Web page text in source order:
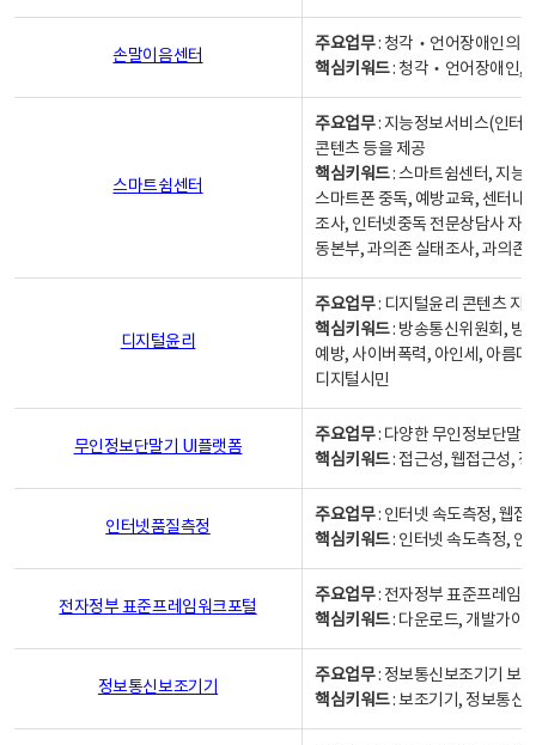
손말이음센터
주요업무: 청각‧언어장애인의
핵심키워드: 청각‧언어장애인,
스마트쉼센터
주요업무: 지능정보서비스(인터
콘텐츠 등을 제공
핵심키워드: 스마트쉼센터, 지능
스마트폰 중독, 예방교육, 센터내
조사, 인터넷중독 전문상담사 자
동본부, 과의존 실태조사, 과의존
디지털윤리
주요업무: 디지털윤리 콘텐츠 지
핵심키워드: 방송통신위원회, 방
예방, 사이버폭력, 아인세, 아름
디지털시민
무인정보단말기 UI플랫폼
주요업무: 다양한 무인정보단말
핵심키워드: 접근성, 웹접근성,
인터넷품질측정
주요업무: 인터넷 속도측정, 웹접
핵심키워드: 인터넷 속도측정, 인
전자정부 표준프레임워크포털
주요업무: 전자정부 표준프레임
핵심키워드: 다운로드, 개발가이
정보통신보조기기
주요업무: 정보통신보조기기 보
핵심키워드: 보조기기, 정보통신